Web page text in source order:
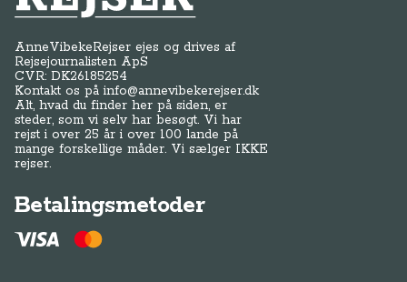
AnneVibekeRejser ejes og drives af
Rejsejournalisten ApS
CVR: DK26185254
Kontakt os påinfo@annevibekerejser.dk
Alt, hvad du finder her på siden, er
steder, som vi selv har besøgt. Vi har
rejst i over 25 år i over 100 lande på
mange forskellige måder. Vi sælger IKKE
rejser.
Betalingsmetoder